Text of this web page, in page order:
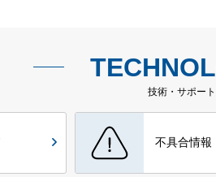
技術・サポート
不具合情報